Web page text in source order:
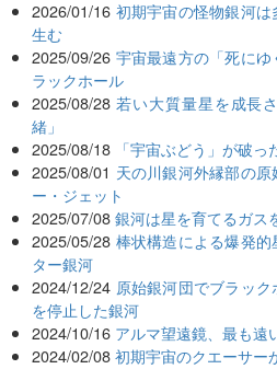
2026/01/16 初期宇宙の怪物銀河
生む
2025/09/26 宇宙最遠方の「死に
ラックホール
2025/08/28 若い大質量星を成長
緒」
2025/08/18 「宇宙ぶどう」が破
2025/08/01 天の川銀河外縁部の
ー・ジェット
2025/07/08 銀河は星を育てるガス
2025/05/28 棒状構造による爆発
ター銀河
2024/12/24 原始銀河団でブラッ
を停止した銀河
2024/10/16 アルマ望遠鏡、最も遠
2024/02/08 初期宇宙のクエーサー